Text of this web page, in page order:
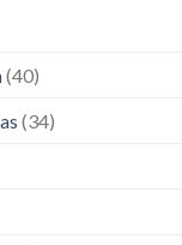
(40)
(34)